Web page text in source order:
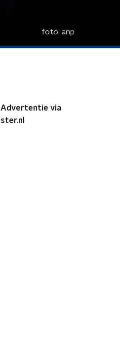
foto: anp
Advertentie via
ster.nl